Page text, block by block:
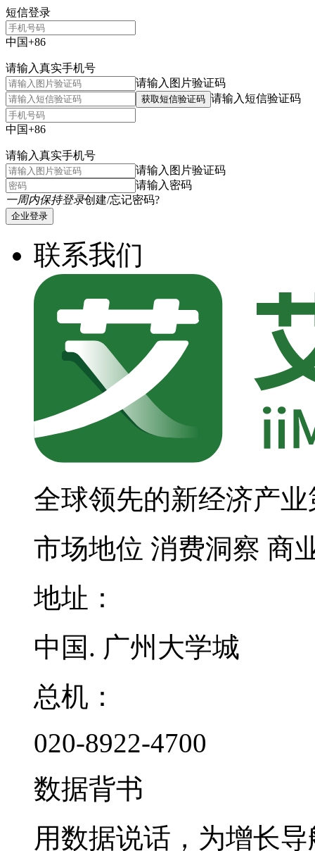
短信登录
中国+86
请输入真实手机号
请输入图片验证码
获取短信验证码 请输入短信验证码
中国+86
请输入真实手机号
请输入图片验证码
请输入密码
一周内保持登录创建/忘记密码?
企业登录
联系我们
全球领先的新经济产
市场地位 消费洞察 商
地址：
中国. 广州大学城
总机：
020-8922-4700
数据背书
用数据说话，为增长导